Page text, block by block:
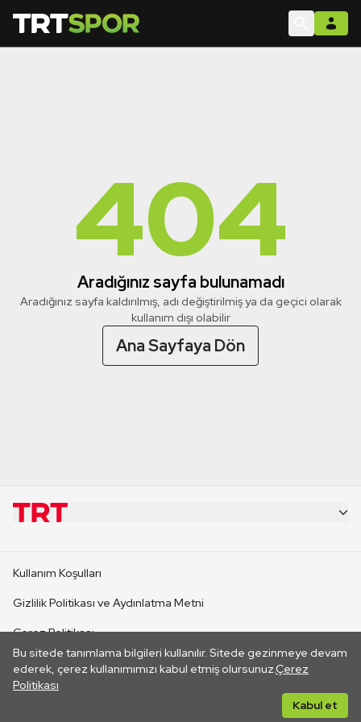
404
Aradığınız sayfa bulunamadı
Aradığınız sayfa kaldırılmış, adı değiştirilmiş ya da geçici olarak
kullanım dışı olabilir
Ana Sayfaya Dön
Bu sitede tanımlama bilgileri kullanılır. Sitede gezinmeye devam
ederek, çerez kullanımımızı kabul etmiş olursunuz.Çerez
Politikası
Kabul et
CANLI YAYINLAR
Kullanım Koşulları
Gizlilik Politikası ve Aydınlatma Metni
Çerez Politikası
İletişim
Her hakkı saklıdır. ©2026 TRT. Bağlantı yoluyla gidilen dış